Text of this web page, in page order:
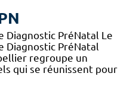
Diagnostic PréNatal Le
Diagnostic PréNatal
regroupe un
qui se réunissent pour